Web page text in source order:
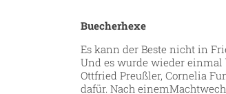
Buecherhexe
Es kann der Beste nicht in
Und es wurde wieder einmal
Ottfried Preußler, Cornelia
dafür. Nach